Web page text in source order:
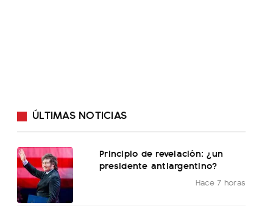
ÚLTIMAS NOTICIAS
Principio de revelación: ¿un
presidente antiargentino?
Hace 7 horas